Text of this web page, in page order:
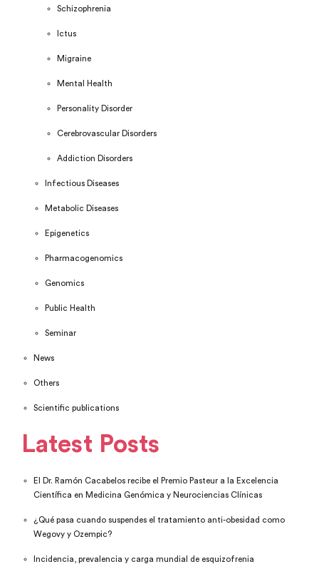
Schizophrenia
Ictus
Migraine
Mental Health
Personality Disorder
Cerebrovascular Disorders
Addiction Disorders
Infectious Diseases
Metabolic Diseases
Epigenetics
Pharmacogenomics
Genomics
Public Health
Seminar
News
Others
Scientific publications
Latest Posts
El Dr. Ramón Cacabelos recibe el Premio Pasteur a la Excelencia
Científica en Medicina Genómica y Neurociencias Clínicas
¿Qué pasa cuando suspendes el tratamiento anti-obesidad como
Wegovy y Ozempic?
Incidencia, prevalencia y carga mundial de esquizofrenia